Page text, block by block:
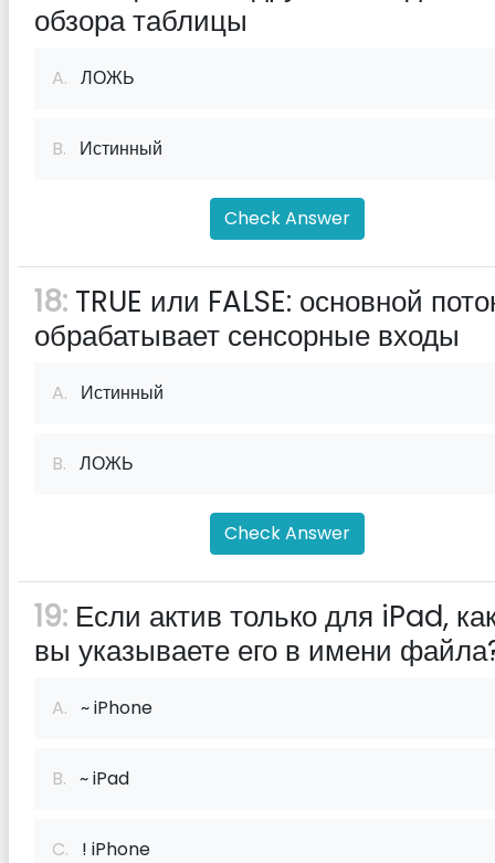
обзора таблицы
A. ЛОЖЬ
B. Истинный
Check Answer
18: TRUE или FALSE: основной
обрабатывает сенсорные входы
A. Истинный
B. ЛОЖЬ
Check Answer
19: Если актив только для iPad,
вы указываете его в имени
A. ~ iPhone
B. ~ iPad
C. ! iPhone